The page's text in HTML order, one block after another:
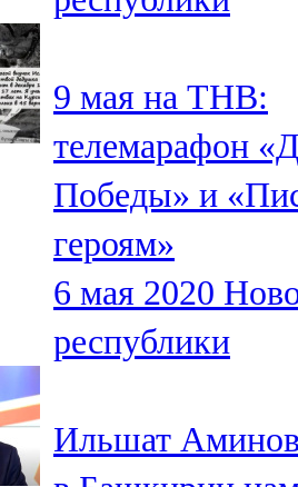
Кукмара
Лениногорский
102,1 FM
Мамадыш
106,2 FM
Минзәлә
107,3 FM
100,0 FM
9 мая на ТНВ:
телемарафон
Победы» и
героям»
6 мая 2020
республики
Ильшат